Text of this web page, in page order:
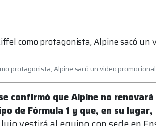
protagonista, Alpine sacó un video
confirmó que Alpine no
de Fórmula 1 y que, en su